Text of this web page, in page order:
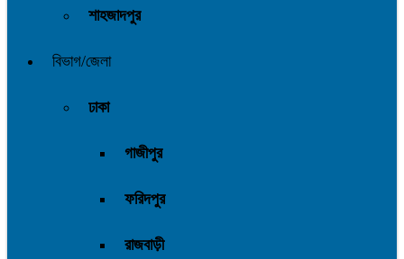
শাহজাদপুর
বিভাগ/জেলা
ঢাকা
গাজীপুর
ফরিদপুর
রাজবাড়ী